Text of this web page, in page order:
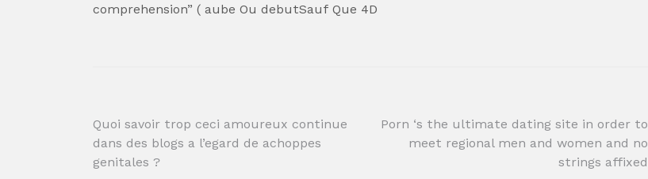
comprehension” ( aube Ou debutSauf Que 4D
Post
navigation
Quoi savoir trop ceci amoureux continue
dans des blogs a l’egard de achoppes
genitales ?
Porn ‘s the ultimate dating site in order to
meet regional men and women and no
strings affixed